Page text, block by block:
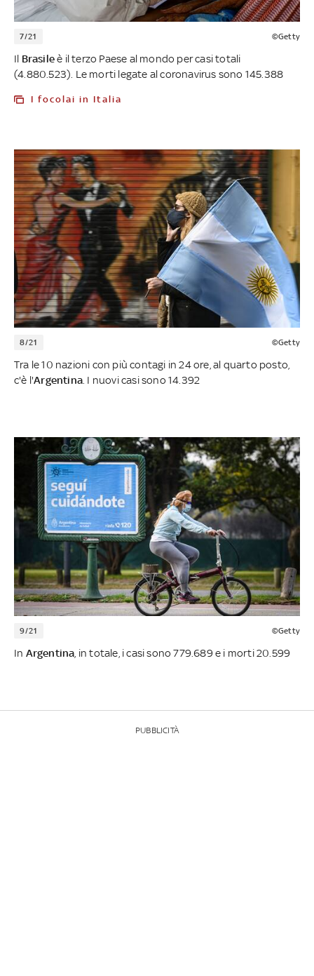
7/21 ©Getty
Il Brasileè il terzo Paese al mondo per casi totali
(4.880.523). Le morti legate al coronavirus sono 145.388
I focolai in Italia
8/21 ©Getty
Tra le 10 nazioni con più contagi in 24 ore, al quarto posto,
c'è l'Argentina. I nuovi casi sono 14.392
9/21 ©Getty
In Argentina, in totale, i casi sono 779.689 e i morti 20.599
PUBBLICITÀ